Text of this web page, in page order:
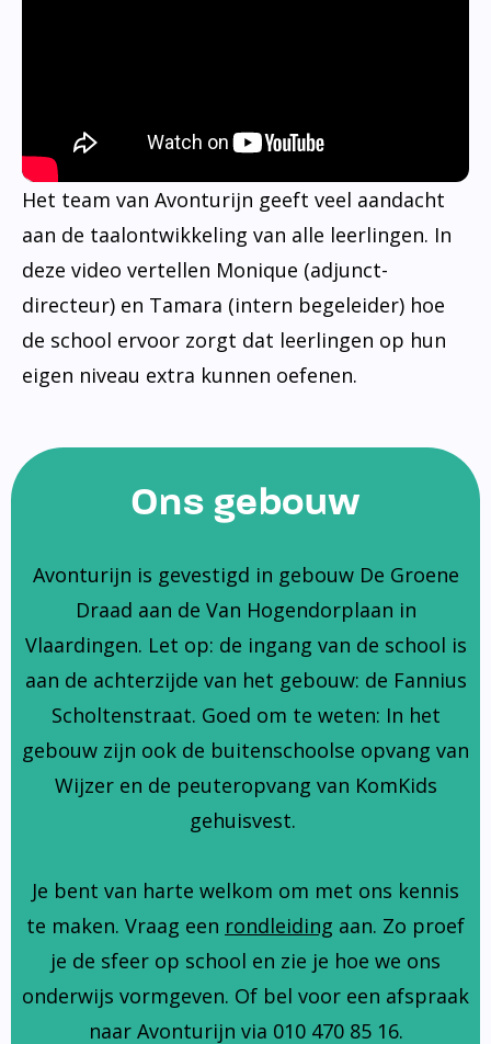
Het team van Avonturijn geeft veel aandacht
aan de taalontwikkeling van alle leerlingen. In
deze video vertellen Monique (adjunct-
directeur) en Tamara (intern begeleider) hoe
de school ervoor zorgt dat leerlingen op hun
eigen niveau extra kunnen oefenen.
Ons gebouw
Avonturijn is gevestigd in gebouw De Groene
Draad aan de Van Hogendorplaan in
Vlaardingen. Let op: de ingang van de school is
aan de achterzijde van het gebouw: de Fannius
Scholtenstraat. Goed om te weten: In het
gebouw zijn ook de buitenschoolse opvang van
Wijzer en de peuteropvang van KomKids
gehuisvest.
Je bent van harte welkom om met ons kennis
te maken. Vraag een rondleiding aan. Zo proef
je de sfeer op school en zie je hoe we ons
onderwijs vormgeven. Of bel voor een afspraak
naar Avonturijn via 010 470 85 16.